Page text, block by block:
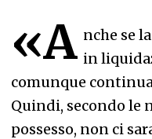
«A nche se
in
comunque
Quindi, secondo le
possesso, non ci